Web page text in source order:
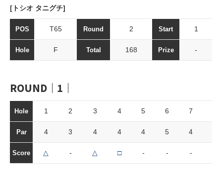
[トシオ タニグチ]
POS T65 Round 2 Start 1
Hole F Total 168 Prize -
ROUND｜1｜
Hole 1 2 3 4 5 6 7
Par 4 3 4 4 4 5 4
Score △ - △ □ - - -